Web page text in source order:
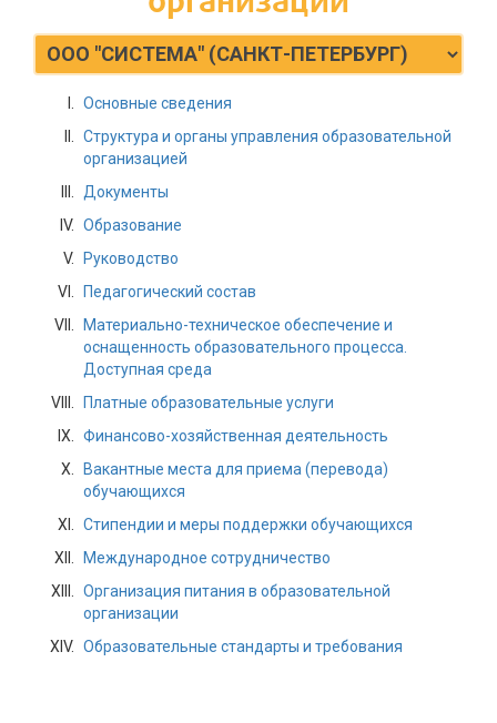
Основные сведения
Структура и органы управления образовательной
организацией
Документы
Образование
Руководство
Педагогический состав
Материально-техническое обеспечение и
оснащенность образовательного процесса.
Доступная среда
Платные образовательные услуги
Финансово-хозяйственная деятельность
Вакантные места для приема (перевода)
обучающихся
Стипендии и меры поддержки обучающихся
Международное сотрудничество
Организация питания в образовательной
организации
Образовательные стандарты и требования